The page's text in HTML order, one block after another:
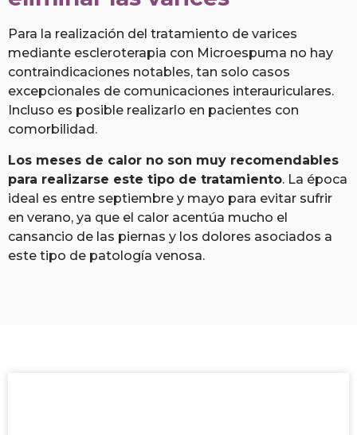
Para la realización del tratamiento de varices
mediante escleroterapia con Microespuma no hay
contraindicaciones notables, tan solo casos
excepcionales de comunicaciones interauriculares.
Incluso es posible realizarlo en pacientes con
comorbilidad.
Los meses de calor no son muy recomendables
para realizarse este tipo de tratamiento. La época
ideal es entre septiembre y mayo para evitar sufrir
en verano, ya que el calor acentúa mucho el
cansancio de las piernas y los dolores asociados a
este tipo de patología venosa.